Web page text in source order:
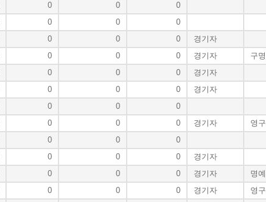
0 0
0
0 0
0
0 0 0
경기자
0 0 0 경기자
구
0 0 0
경기자
0 0 0
경기자
0 0
0
0 0 0 경기자
영
0 0
0
0 0 0
경기자
0 0 0 경기자
명
0 0 0 경기자
영